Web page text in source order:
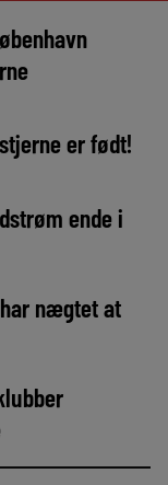
er født!
ende i
nægtet at